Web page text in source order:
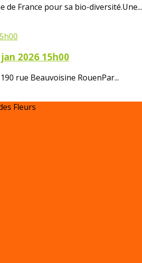
France pour sa bio-diversité.Une...
2026 15h00
rue Beauvoisine RouenPar...
Fleurs